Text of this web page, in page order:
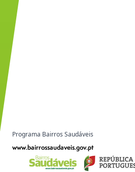
Programa Bairros Saudáveis
www.bairrossaudaveis.gov.pt